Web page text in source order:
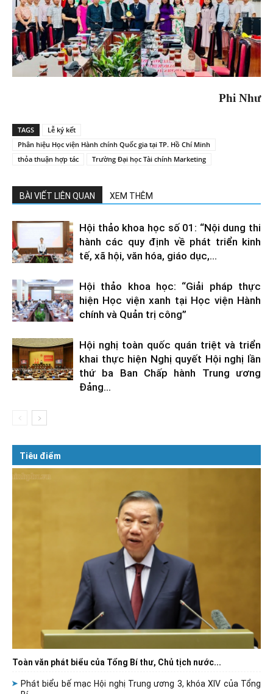
Phi Như
TAGS
Lễ ký kết
Phân hiệu Học viện Hành chính Quốc gia tại TP. Hồ Chí Minh
thỏa thuận hợp tác
Trường Đại học Tài chính Marketing
BÀI VIẾT LIÊN QUAN XEM THÊM
Hội thảo khoa học số 01: “Nội dung thi
hành các quy định về phát triển kinh
tế, xã hội, văn hóa, giáo dục,...
Hội thảo khoa học: “Giải pháp thực
hiện Học viện xanh tại Học viện Hành
chính và Quản trị công”
Hội nghị toàn quốc quán triệt và triển
khai thực hiện Nghị quyết Hội nghị lần
thứ ba Ban Chấp hành Trung ương
Đảng...
Tiêu điểm
Toàn văn phát biểu của Tổng Bí thư, Chủ tịch nước...
Phát biểu bế mạc Hội nghị Trung ương 3, khóa XIV của Tổng